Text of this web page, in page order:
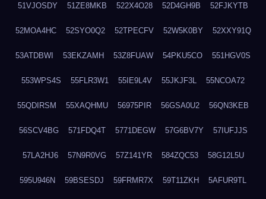
51VJOSDY 51ZE8MKB 522X4O28 52D4GH9B 52FJKYTB
52MOA4HC 52SYO0Q2 52TPECFV 52W5K0BY 52XXY91Q
53ATDBWI 53EKZAMH 53Z8FUAW 54PKU5CO 551HGV0S
553WPS4S 55FLR3W1 55IE9L4V 55JKJF3L 55NCOA72
55QDIRSM 55XAQHMU 56975PIR 56GSA0U2 56QN3KEB
56SCV4BG 571FDQ4T 5771DEGW 57G6BV7Y 57IUFJJS
57LA2HJ6 57N9R0VG 57Z141YR 584ZQC53 58G12L5U
595U946N 59BSESDJ 59FRMR7X 59T11ZKH 5AFUR9TL